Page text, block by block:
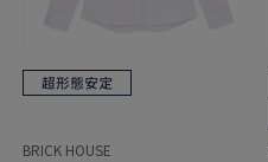
BRICK HOUSE